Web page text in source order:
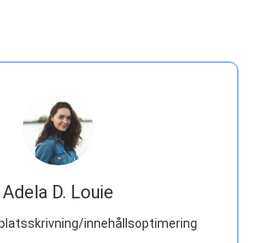
Adela D. Louie
innehållsoptimering